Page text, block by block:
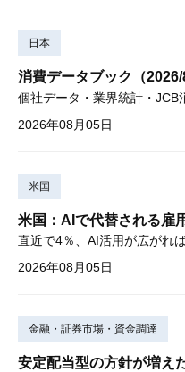
日本
消費データブック（2026/
2026年08月05日
米国
米国：AIで代替される雇
2026年08月05日
金融・証券市場・資金調達
安定配当型の方針が増え